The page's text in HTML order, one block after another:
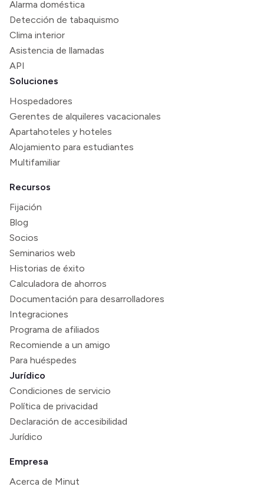
Alarma doméstica
Detección de tabaquismo
Clima interior
Asistencia de llamadas
API
Soluciones
Hospedadores
Gerentes de alquileres vacacionales
Apartahoteles y hoteles
Alojamiento para estudiantes
Multifamiliar
Recursos
Fijación
Blog
Socios
Seminarios web
Historias de éxito
Calculadora de ahorros
Documentación para desarrolladores
Integraciones
Programa de afiliados
Recomiende a un amigo
Para huéspedes
Jurídico
Condiciones de servicio
Política de privacidad
Declaración de accesibilidad
Jurídico
Empresa
Acerca de Minut